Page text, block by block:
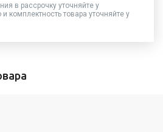
в рассрочку уточняйте у
комплектность товара уточняйте у